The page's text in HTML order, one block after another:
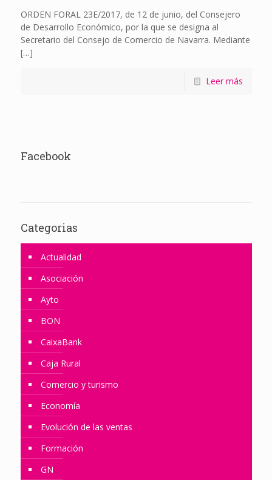
ORDEN FORAL 23E/2017, de 12 de junio, del Consejero
de Desarrollo Económico, por la que se designa al
Secretario del Consejo de Comercio de Navarra. Mediante
[…]
Leer más
Facebook
Categorias
Actualidad
Asociación
Ayto
BON
CaixaBank
Caja Rural
Comercio y turismo
Economía
Evolución de las ventas
Formación
GN